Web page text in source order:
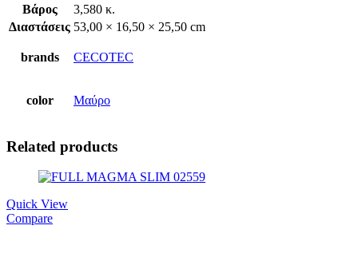
Βάρος
3,580 κ.
Διαστάσεις 53,00 × 16,50 × 25,50 cm
brands CECOTEC
color Μαύρο
Related products
Quick View
Compare